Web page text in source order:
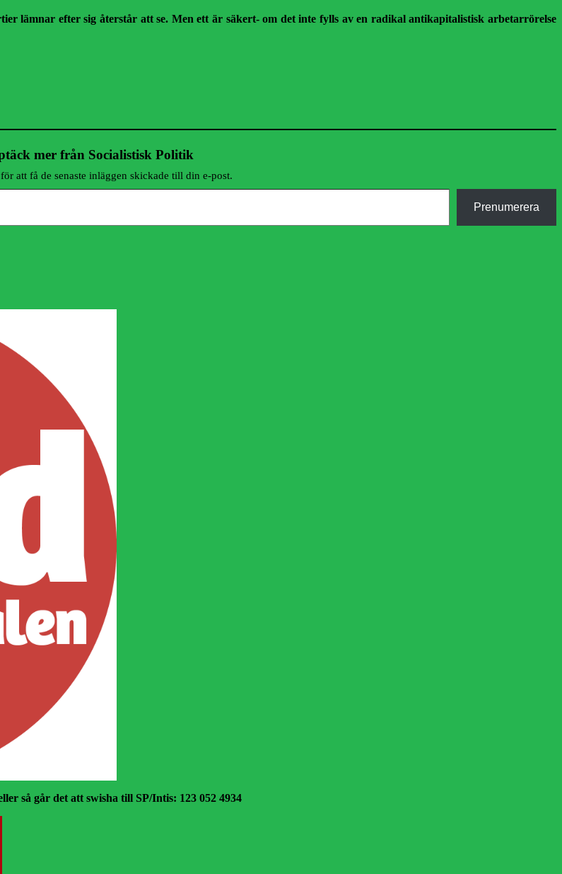
lämnar efter sig återstår att se. Men ett är säkert- om det inte fylls av en radikal antikapitalistisk arbetarrörelse
mer från Socialistisk Politik
att få de senaste inläggen skickade till din e-post.
Prenumerera
så går det att swisha till SP/Intis: 123 052 4934